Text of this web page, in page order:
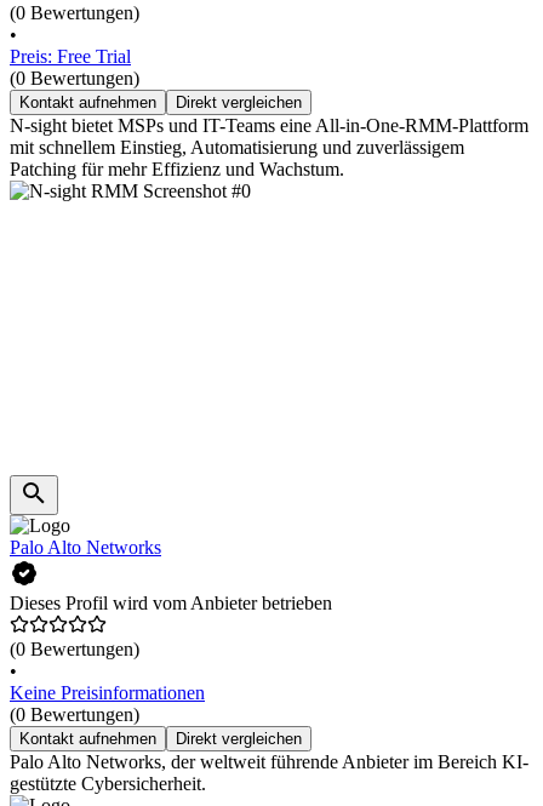
(0 Bewertungen)
•
Preis: Free Trial
(0 Bewertungen)
Kontakt aufnehmen Direkt vergleichen
N-sight bietet MSPs und IT-Teams eine All-in-One-RMM-Plattform
mit schnellem Einstieg, Automatisierung und zuverlässigem
Patching für mehr Effizienz und Wachstum.
Palo Alto Networks
Dieses Profil wird vom Anbieter betrieben
(0 Bewertungen)
•
Keine Preisinformationen
(0 Bewertungen)
Kontakt aufnehmen Direkt vergleichen
Palo Alto Networks, der weltweit führende Anbieter im Bereich KI-
gestützte Cybersicherheit.